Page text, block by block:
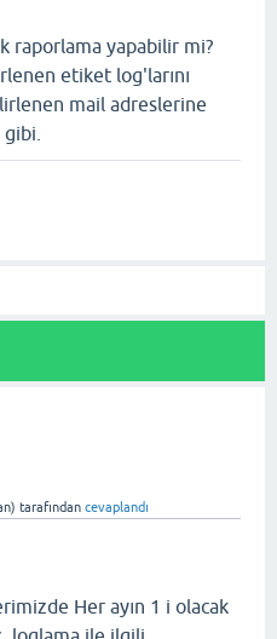
raporlama yapabilir mi?
etiket log'larını
mail adreslerine
tarafından cevaplandı
Her ayın 1 i olacak